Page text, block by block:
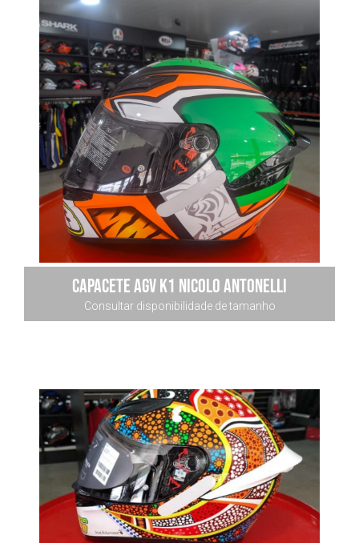
Capacete AGV K1 Nicolo Antonelli
Consultar disponibilidade de tamanho